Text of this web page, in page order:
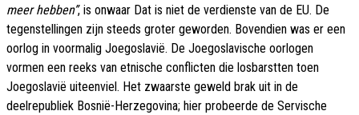
meer hebben”, is onwaar Dat is niet de verdienste van de EU. De
tegenstellingen zijn steeds groter geworden. Bovendien was er een
oorlog in voormalig Joegoslavië. De Joegoslavische oorlogen
vormen een reeks van etnische conflicten die losbarstten toen
Joegoslavië uiteenviel. Het zwaarste geweld brak uit in de
deelrepubliek Bosnië-Herzegovina; hier probeerde de Servische